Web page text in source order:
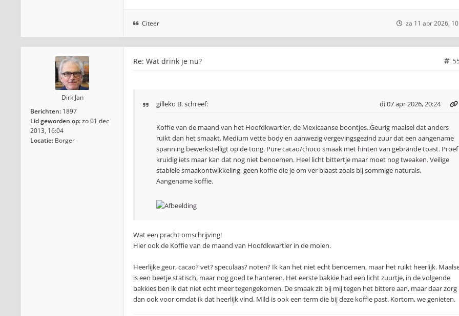
Citeer za 11 apr 2026,
Dirk Jan
Berichten: 1897
Lid geworden op:zo 01 dec
2013, 16:04
Locatie: Borger
Re: Wat drink je nu?
gilleko B.schreef: di 07 apr 2026, 20:24
Koffie van de maand van het Hoofdkwartier, de Mexicaanse boontjes..Geurig maalsel dat anders
ruikt dan het smaakt. Medium vette body en aanwezig vergevingsgezind zuur dat een aangename
spanning bewerkstelligt op de tong. Pure cacao/choco smaak met hinten van gebrande toast. Proef
kruidig iets maar kan dat nog niet benoemen. Heel licht bittertje maar moet nog tweaken. Veilige
stabiele smaakontwikkeling, geen koffie die je om ver blaast zoals bij sommige naturals.
Aangename koffie.
Wat een pracht omschrijving!
Hier ook de Koffie van de maand van Hoofdkwartier in de molen.
Heerlijke geur, cacao? vet? speculaas? noten? Ik kan het niet echt benoemen, maar het ruikt heerlijk.
is een beetje statisch, maar nog goed te hanteren. Het eerste bakkie had een licht zuurtje, in de volgende
bakkies ben ik dat niet echt meer tegengekomen. De smaak zit bij mij tegen het bittere aan, maar daar zorg
dan ook voor omdat ik dat heerlijk vind. Mild is ook een term die bij deze koffie past. Kortom, we genieten.